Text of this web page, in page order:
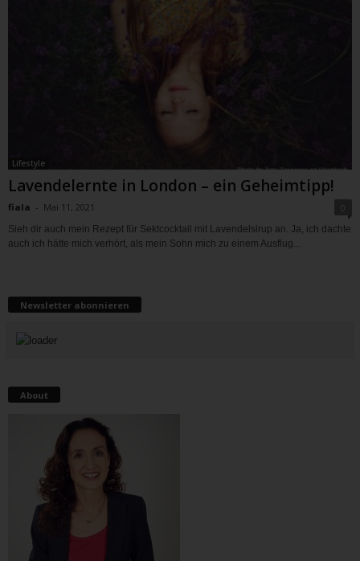
Lifestyle
Lavendelernte in London – ein Geheimtipp!
fiala - Mai 11, 2021
Sieh dir auch mein Rezept für Sektcocktail mit Lavendelsirup an. Ja, ich dachte
auch ich hätte mich verhört, als mein Sohn mich zu einem Ausflug...
Newsletter abonnieren
About